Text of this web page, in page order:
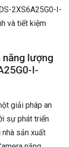
2XS6A25G0-I-
và tiết kiệm
lượng
I-
giải pháp an
sự phát triển
sản xuất